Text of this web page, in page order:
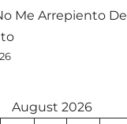
Me Arrepiento De
August 2026